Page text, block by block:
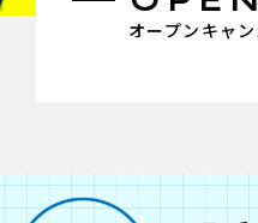
オープンキャ